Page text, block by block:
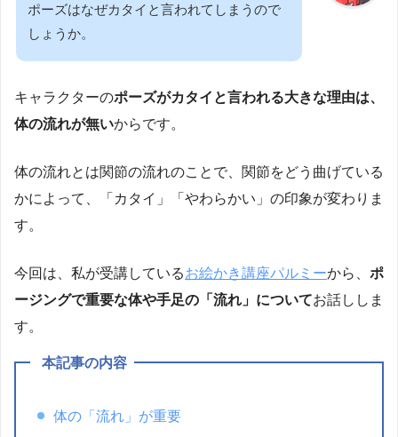
ポーズはなぜカタイと言われてしまうので
しょうか。
キャラクターのポーズがカタイと言われる大きな理由は、
体の流れが無いからです。
体の流れとは関節の流れのことで、関節をどう曲げている
かによって、「カタイ」「やわらかい」の印象が変わりま
す。
今回は、私が受講しているお絵かき講座パルミーから、 ポ
ージングで重要な体や手足の「流れ」についてお話ししま
す。
本記事の内容
体の「流れ」が重要